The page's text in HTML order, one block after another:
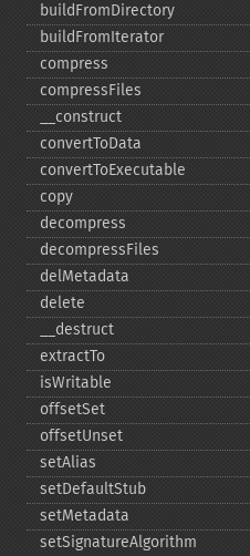
buildFromDirectory
buildFromIterator
compress
compressFiles
_​_​construct
convertToData
convertToExecutable
copy
decompress
decompressFiles
delMetadata
delete
_​_​destruct
extractTo
isWritable
offsetSet
offsetUnset
setAlias
setDefaultStub
setMetadata
setSignatureAlgorithm